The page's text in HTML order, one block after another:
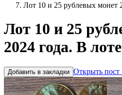
Лот 10 и 25 рублевых монет
Лот 10 и 25
2024 года. В
Добавить в закладки Открыть